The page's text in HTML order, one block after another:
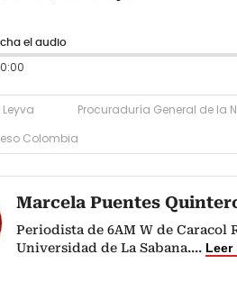
el audio
Procuraduría General de la
Colombia
Marcela Puentes
Periodista de 6AM W de Caracol
Universidad de La Sabana.... Leer